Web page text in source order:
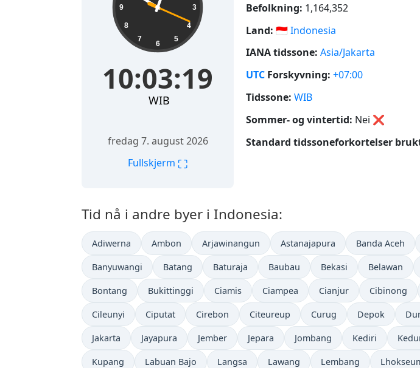
3
4
5
6
7
8
9
10:03:20
WIB
fredag 7. august 2026
Fullskjerm ⛶
Befolkning: 1,164,352
Land: 🇮🇩Indonesia
IANA tidssone: Asia/Jakarta
UTC Forskyvning: +07:00
Tidssone: WIB
Sommer- og vintertid: Nei ❌
Standard tidssoneforkortelser
Tid nå i andre byer i Indonesia:
Adiwerna Ambon Arjawinangun Astanajapura Banda Aceh
Banyuwangi Batang Baturaja Baubau Bekasi Belawan
Bontang Bukittinggi Ciamis Ciampea Cianjur Cibinong
Cileunyi Ciputat Cirebon Citeureup Curug Depok
Jakarta Jayapura Jember Jepara Jombang Kediri
Kupang Labuan Bajo Langsa Lawang Lembang